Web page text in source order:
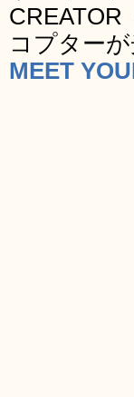
CREATOR
コプター
MEET